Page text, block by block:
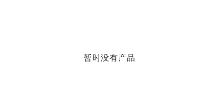
暂时没有产品